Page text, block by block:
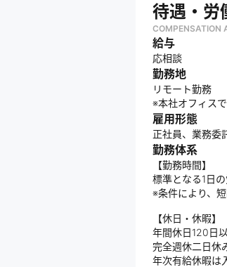
待遇・労
COMPENSATION
給与
応相談
勤務地
リモート勤務
※本社オフィス
雇用形態
正社員、業務委
勤務体系
【勤務時間】
標準となる1日
※条件により、
【休日・休暇】
年間休日120日
完全週休二日休
年次有給休暇は